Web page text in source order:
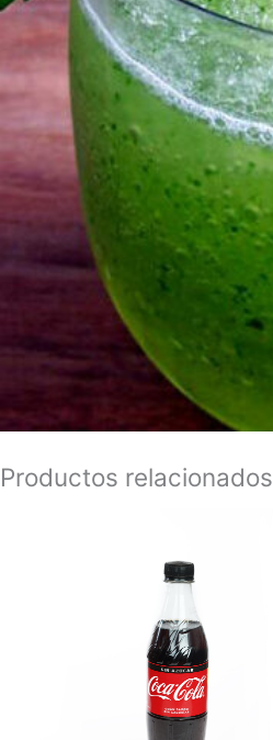
Productos relacionados